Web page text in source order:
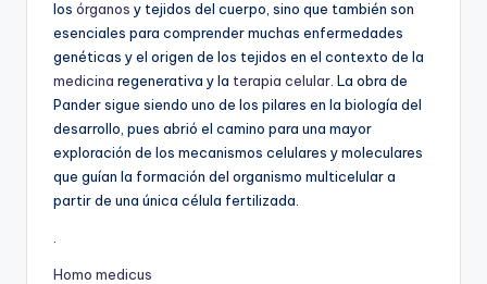
los órganos y tejidos del cuerpo, sino que también son
esenciales para comprender muchas enfermedades
genéticas y el origen de los tejidos en el contexto de la
medicina regenerativa y la terapia celular . La obra de
Pander sigue siendo uno de los pilares en la biología del
desarrollo, pues abrió el camino para una mayor
exploración de los mecanismos celulares y moleculares
que guían la formación del organismo multicelular a
partir de una única célula fertilizada.
Homo medicus